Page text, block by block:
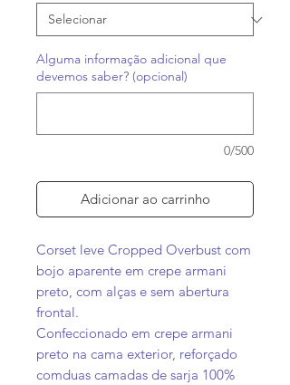
Alguma informação adicional que
devemos saber? (opcional)
0/500
Adicionar ao carrinho
Corset leve Cropped Overbust com
bojo aparente em crepe armani
preto, com alças e sem abertura
frontal.
Confeccionado em crepe armani
preto na cama exterior, reforçado
comduas camadas de sarja 100%